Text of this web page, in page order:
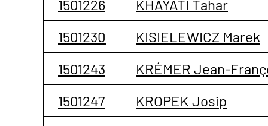
1501226
KHAYATI Tahar
1501230
KISIELEWICZ Marek
1501243
KRÉMER Jean-
1501247
KROPEK Josip